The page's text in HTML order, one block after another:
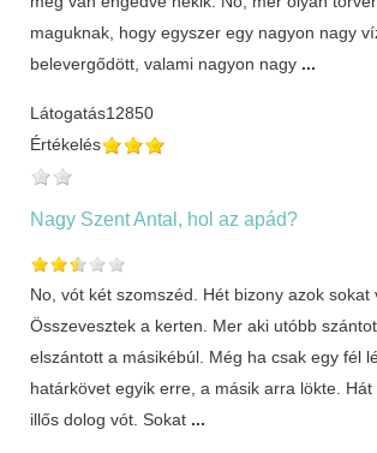
maguknak, hogy egyszer egy nagyon nagy
belevergődött, valami nagyon nagy ...
Látogatás12850
Értékelés
Nagy Szent Antal, hol az apád?
No, vót két szomszéd. Hét bizony azok sokat
Összevesztek a kerten. Mer aki utóbb
elszántott a másikébúl. Még ha csak egy fél
határkövet egyik erre, a másik arra lökte. Hát
illős dolog vót. Sokat ...